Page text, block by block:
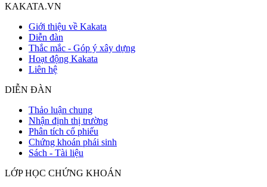
KAKATA.VN
Giới thiệu về Kakata
Diễn đàn
Thắc mắc - Góp ý xây dựng
Hoạt động Kakata
Liên hệ
DIỄN ĐÀN
Thảo luận chung
Nhận định thị trường
Phân tích cổ phiếu
Chứng khoán phái sinh
Sách - Tài liệu
LỚP HỌC CHỨNG KHOÁN